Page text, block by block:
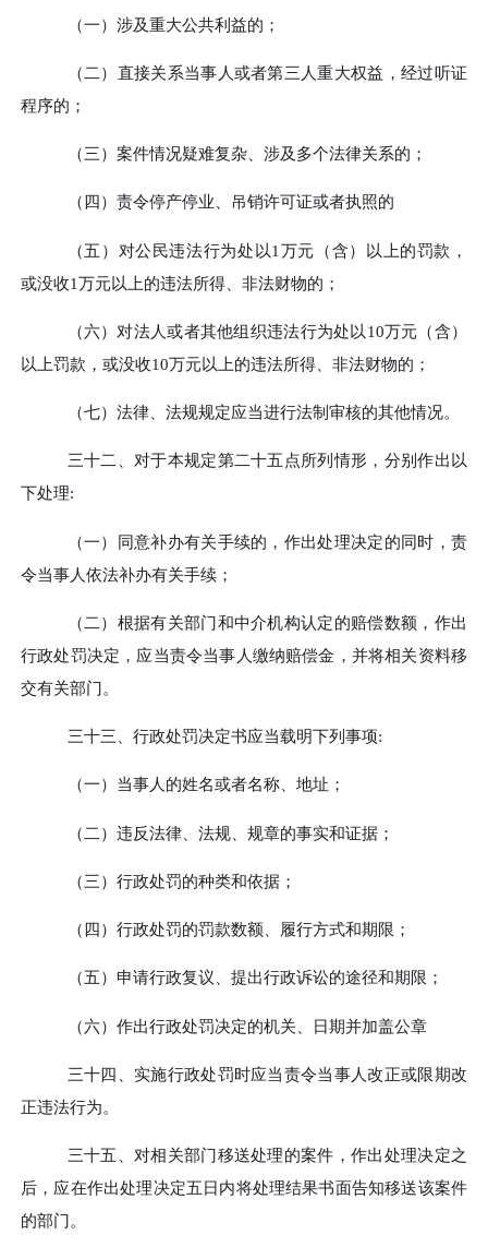
（一） 涉及重大公共利益的；
（二） 直接关系当事人或者第三人重大权益，经过听证
程序的；
（三） 案件情况疑难复杂、涉及多个法律关系的；
（四） 责令停产停业、吊销许可证或者执照的
（五） 对公民违法行为处以1万元（含）以上的罚款，
或没收1万元以上的违法所得、非法财物的；
（六） 对法人或者其他组织违法行为处以 10万元（含）
以上罚款，或没收10万元以上的违法所得、非法财物的；
（七） 法律、法规规定应当进行法制审核的其他情况。
三十二、 对于本规定第二十五点所列情形，分别作出以
下处理:
（一） 同意补办有关手续的，作出处理决定的同时，责
令当事人依法补办有关手续；
（二） 根据有关部门和中介机构认定的赔偿数额，作出
行政处罚决定，应当责令当事人缴纳赔偿金，并将相关资料移
交有关部门。
三十三、 行政处罚决定书应当载明下列事项:
（一） 当事人的姓名或者名称、地址；
（二） 违反法律、法规、规章的事实和证据；
（三） 行政处罚的种类和依据；
（四） 行政处罚的罚款数额、履行方式和期限；
（五） 申请行政复议、提出行政诉讼的途径和期限；
（六） 作出行政处罚决定的机关、日期并加盖公章
三十四、 实施行政处罚时应当责令当事人改正或限期改
正违法行为。
三十五、 对相关部门移送处理的案件，作出处理决定之
后，应在作出处理决定五日内将处理结果书面告知移送该案件
的部门。